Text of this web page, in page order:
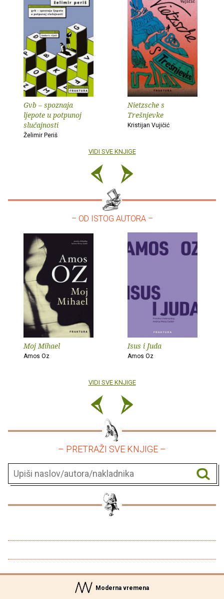
Gvb – spoznaja
ljepote u potpunoj
slučajnosti
Želimir Periš
Nietzsche s
Trešnjevke
Kristijan Vujičić
VIDI SVE KNJIGE
– OD ISTOG AUTORA –
Moj Mihael
Amos Oz
Isus i Juda
Amos Oz
VIDI SVE KNJIGE
– PRETRAŽI SVE KNJIGE –
Moderna vremena